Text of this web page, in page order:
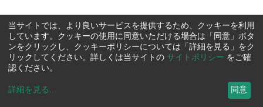
当サイトでは、より良いサービスを提供するため、クッキーを利用
しています。クッキーの使用に同意いただける場合は「同意」ボタ
ンをクリックし、クッキーポリシーについては「詳細を見る」をク
リックしてください。詳しくは当サイトの サイトポリシー をご確
認ください。
詳細を見る ... 同意